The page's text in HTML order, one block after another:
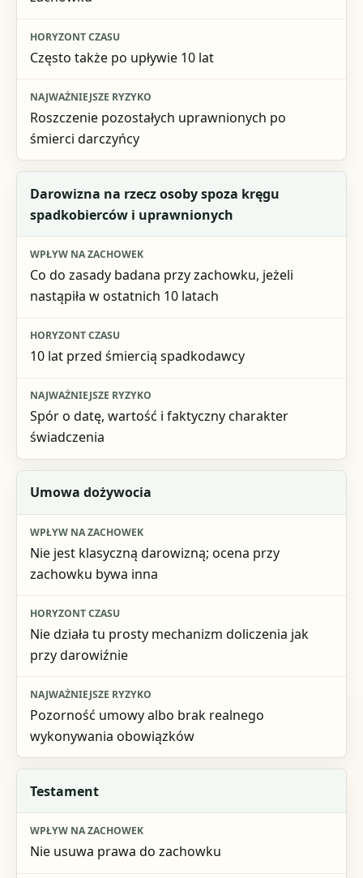
Najważniejsze ryzyko
Często także po upływie 10 lat
Roszczenie pozostałych uprawnionych po
śmierci darczyńcy
Darowizna na rzecz osoby spoza kręgu
spadkobierców i uprawnionych
Co do zasady badana przy zachowku, jeżeli
nastąpiła w ostatnich 10 latach
10 lat przed śmiercią spadkodawcy
Spór o datę, wartość i faktyczny charakter
świadczenia
Umowa dożywocia
Nie jest klasyczną darowizną; ocena przy
zachowku bywa inna
Nie działa tu prosty mechanizm doliczenia jak
przy darowiźnie
Pozorność umowy albo brak realnego
wykonywania obowiązków
Testament
Nie usuwa prawa do zachowku